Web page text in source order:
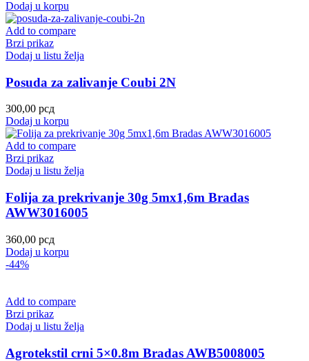
Dodaj u korpu
Add to compare
Brzi prikaz
Dodaj u listu želja
Posuda za zalivanje Coubi 2N
300,00 рсд
Dodaj u korpu
Add to compare
Brzi prikaz
Dodaj u listu želja
Folija za prekrivanje 30g 5mx1,6m Bradas
AWW3016005
360,00 рсд
Dodaj u korpu
-44%
Add to compare
Brzi prikaz
Dodaj u listu želja
Agrotekstil crni 5×0.8m Bradas AWB5008005